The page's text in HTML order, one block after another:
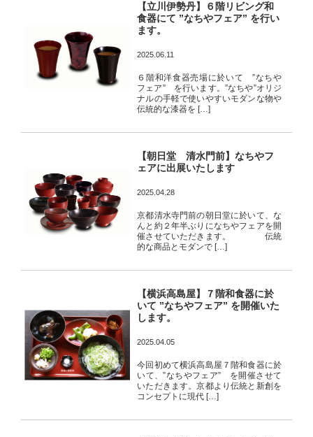
【立川伊勢丹】６階リビング和
食器にて ”なちやフェア” を行い
ます。
2025.06.11
６階和洋食器売場に於いて ”なちや
フェア” を行います。”なちや”オリジ
ナルの手軽で使いやすいモダンな物や
伝統的な漆器を […]
【朝日堂 清水門前】なちやフ
ェアに出展いたします
2025.04.28
京都清水寺門前の朝日堂に於いて、な
んと約２年半ぶりになちやフェアを開
催させていただきます。 伝統
的な商品とモダンで […]
【横浜高島屋】７階和食器に於
いて ”なちやフェア” を開催いた
します。
2025.04.05
今回初めて横浜高島屋７階和食器に於
いて、”なちやフェア” を開催させて
いただきます。京都より伝統と新創を
コンセプトに現代 […]